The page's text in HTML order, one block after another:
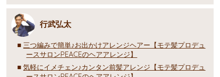
行武弘太
三つ編みで簡単♪お出かけアレンジヘアー【モテ髪プロデュ
ースサロンPEACEのヘアアレンジ】
気軽にイメチェン♪カンタン前髪アレンジ【モテ髪プロデュ